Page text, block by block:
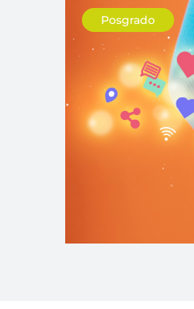
Posgrado